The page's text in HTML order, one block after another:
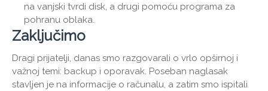
na vanjski tvrdi disk, a drugi pomoću programa za
pohranu oblaka.
Zaključimo
Dragi prijatelji, danas smo razgovarali o vrlo opširnoj i
važnoj temi: backup i oporavak. Poseban naglasak
stavljen je na informacije o računalu, a zatim smo ispitali